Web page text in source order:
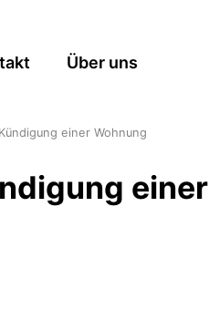
Über uns
einer Wohnung
einer